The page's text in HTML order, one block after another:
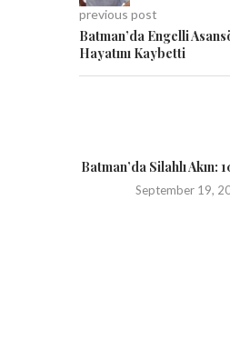
previous post
Batman’da Engelli
Hayatını Kaybetti
Batman’da Silahlı Akın:
September 19,